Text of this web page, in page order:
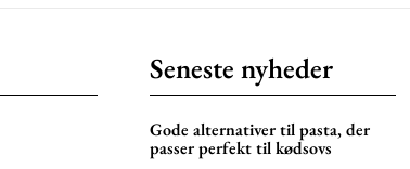
Seneste nyheder
Gode alternativer til pasta, der
passer perfekt til kødsovs